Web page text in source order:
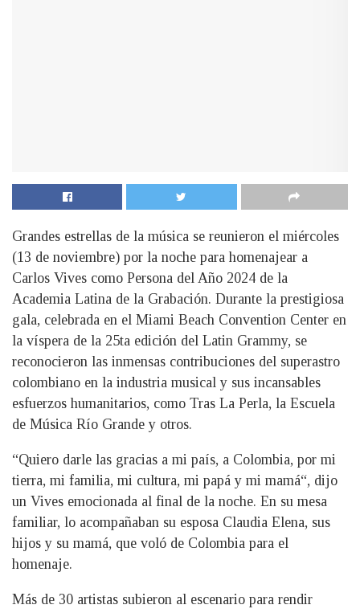
Grandes estrellas de la música se reunieron el miércoles
(13 de noviembre) por la noche para homenajear a
Carlos Vives como Persona del Año 2024 de la
Academia Latina de la Grabación. Durante la prestigiosa
gala, celebrada en el Miami Beach Convention Center en
la víspera de la 25ta edición del Latin Grammy, se
reconocieron las inmensas contribuciones del superastro
colombiano en la industria musical y sus incansables
esfuerzos humanitarios, como Tras La Perla, la Escuela
de Música Río Grande y otros.
“Quiero darle las gracias a mi país, a Colombia, por mi
tierra, mi familia, mi cultura, mi papá y mi mamá“, dijo
un Vives emocionada al final de la noche. En su mesa
familiar, lo acompañaban su esposa Claudia Elena, sus
hijos y su mamá, que voló de Colombia para el
homenaje.
Más de 30 artistas subieron al escenario para rendir